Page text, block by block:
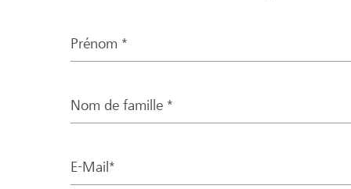
Prénom *
Nom de famille *
E-Mail*